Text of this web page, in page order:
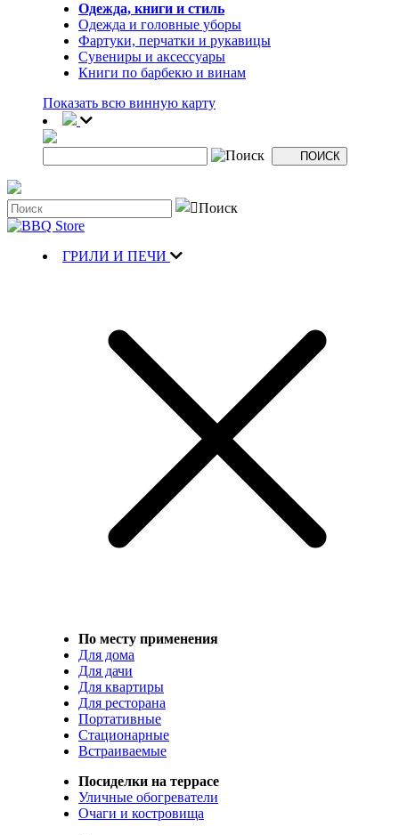
Одежда, книги и стиль
Одежда и головные уборы
Фартуки, перчатки и рукавицы
Сувениры и аксессуары
Книги по барбекю и винам
Показать всю винную карту
ГРИЛИ И ПЕЧИ
По месту применения
Для дома
Для дачи
Для квартиры
Для ресторана
Портативные
Стационарные
Встраиваемые
Посиделки на террасе
Уличные обогреватели
Очаги и костровища